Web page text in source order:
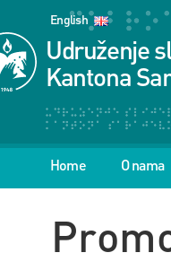
English
Udruženje
Kantona
Home O nama